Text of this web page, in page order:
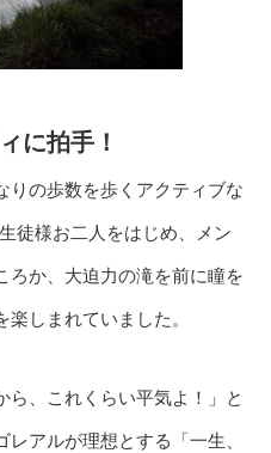
に拍手！
りの歩数を歩くアクティブな
徒様お二人をはじめ、メン
ろか、大迫力の滝を前に瞳を
しまれていました。
ら、これくらい平気よ！」と
アルが理想とする「一生、